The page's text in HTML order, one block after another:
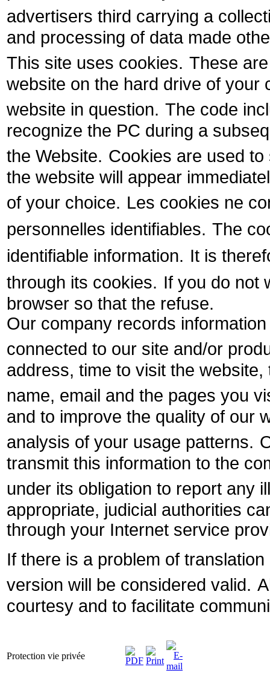
advertisers third carrying a
and processing of data made
This site uses cookies. These
website on the hard drive of your
website in question. The code
recognize the PC during a
the Website. Cookies are used
the website will appear
of your choice. Les cookies ne
personnelles identifiables. The
identifiable information. It is
through its cookies. If you do not
browser so that the refuse.
Our company records
connected to our site and/or
address, time to visit the
name, email and the pages you
and to improve the quality of our
analysis of your usage patterns.
transmit this information to the
under its obligation to report any
appropriate, judicial authorities
through your Internet service
If there is a problem of
version will be considered valid.
courtesy and to facilitate
Protection vie privée